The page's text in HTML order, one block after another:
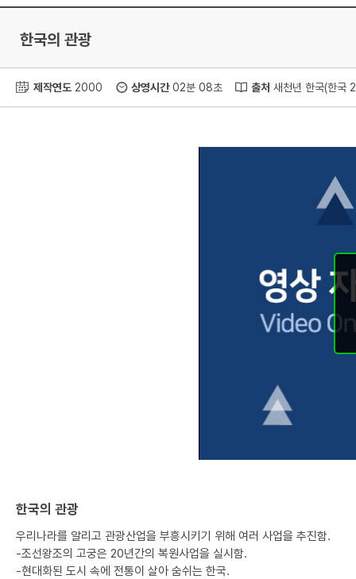
한국의 관광
제작연도 2000 상영시간02분 08초 출처 새천년 한국(한국
한국의 관광
우리나라를 알리고 관광산업을 부흥시키기 위해 여러 사업을 추진함.
-조선왕조의 고궁은 20년간의 복원사업을 실시함.
-현대화된 도시 속에 전통이 살아 숨쉬는 한국.